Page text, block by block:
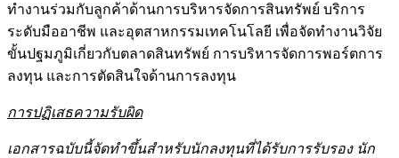
ทำงานร่วมกับลูกค้าด้านการบริหารจัดการสินทรัพย์ บริการ
ระดับมืออาชีพ และอุตสาหกรรมเทคโนโลยี เพื่อจัดทำงานวิจัย
ขั้นปฐมภูมิเกี่ยวกับตลาดสินทรัพย์ การบริหารจัดการพอร์ตการ
ลงทุน และการตัดสินใจด้านการลงทุน
การปฏิเสธความรับผิด
เอกสารฉบับนี้จัดทำขึ้นสำหรับนักลงทุนที่ได้รับการรับรอง นัก